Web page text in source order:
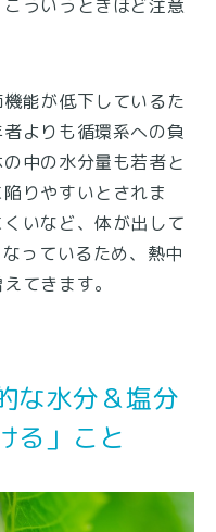
ういうときほど注意
能が低下しているた
よりも循環系への負
中の水分量も若者と
りやすいとされま
いなど、体が出して
っているため、熱中
てきます。
な水分＆塩分
る」こと